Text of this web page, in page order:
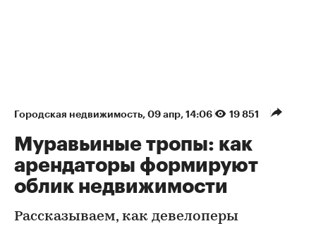
Городская недвижимость 09 апр, 14:06 19 851
Муравьиные тропы: как
арендаторы формируют
облик недвижимости
Рассказываем, как девелоперы